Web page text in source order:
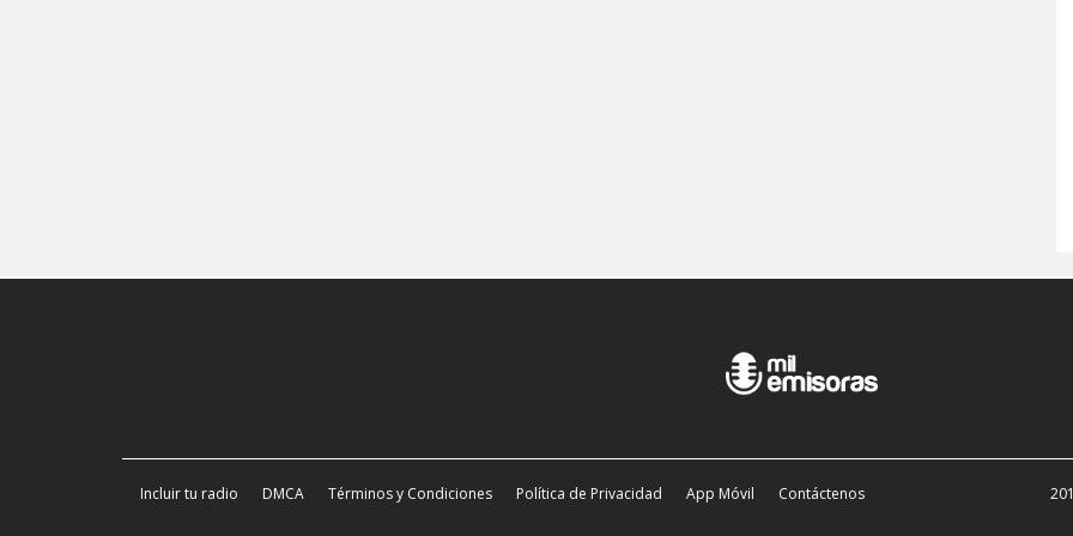
Incluir tu radio DMCA Términos y Condiciones Política de Privacidad App Móvil Contáctenos